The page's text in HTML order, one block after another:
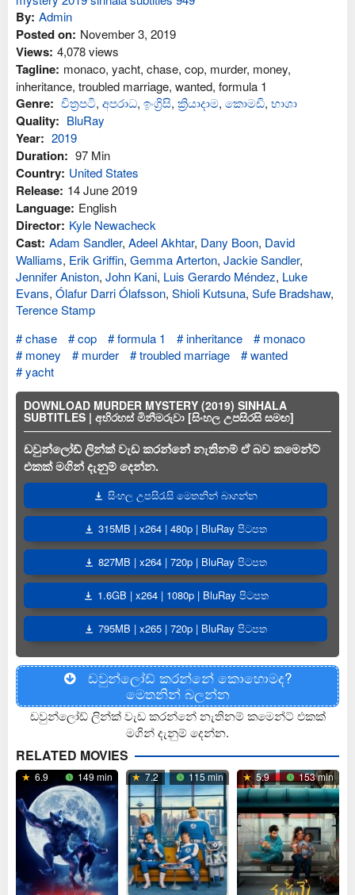
By: Admin
Posted on: November 3, 2019
Views: 4,078 views
Tagline: monaco, yacht, chase, cop, murder, money,
inheritance, troubled marriage, wanted, formula 1
Genre: චිත්‍රපටි, අප‍රාධ, ඉංග්‍රිසි, ක්‍රියාදාම, කොමඩි, භාශා
Quality: BluRay
Year: 2019
Duration: 97 Min
Country: United States
Release: 14 June 2019
Language: English
Director: Kyle Newacheck
Cast: Adam Sandler, Adeel Akhtar, Dany Boon, David
Walliams, Erik Griffin, Gemma Arterton, Jackie Sandler,
Jennifer Aniston, John Kani, Luis Gerardo Méndez, Luke
Evans, Ólafur Darri Ólafsson, Shioli Kutsuna, Sufe Bradshaw,
Terence Stamp
chase
cop formula 1 inheritance
monaco
money
murder troubled marriage
wanted
yacht
DOWNLOAD MURDER MYSTERY (2019) SINHALA
SUBTITLES | අභිරහස් මිනීමරුවා [සිංහල උපසිරසි සමඟ]
ඩවුන්ලෝඩ් ලින්ක් වැඩ කරන්නේ නැතිනම් ඒ බව කමෙන්ට්
එකක් මගින් දැනුම් දෙන්න.
සිංහල උපසිරැසි මෙතනින් බාගන්න
315MB | x264 | 480p | BluRay පිටපත
827MB | x264 | 720p | BluRay පිටපත
1.6GB | x264 | 1080p | BluRay පිටපත
795MB | x265 | 720p | BluRay පිටපත
ඩවුන්ලෝඩ් කරන්නේ කොහොමද?
මෙතනින් බලන්න
ඩවුන්ලෝඩ් ලින්ක් වැඩ කරන්නේ නැතිනම් කමෙන්ට් එකක්
මගින් දැනුම් දෙන්න.
RELATED MOVIES
6.9 149 min 7.2 115 min 5.9 153 min